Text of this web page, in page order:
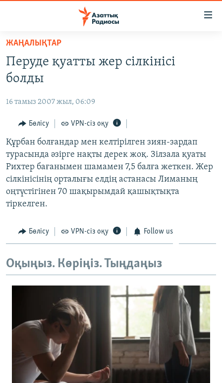
Skip
main
content
to
Navigation
Skip
to
Search
САЯСАТ
ҚАҢТАР ОҚИҒАСЫ
АДАМ ҚҰҚЫҚТАРЫ
ӘЛЕУМЕТ
ӘЛЕМ
АРНАЙЫ ЖОБАЛАР
Русский
ЖАЗЫЛЫҢЫЗ
Басқа тілдерде
ЖАҢАЛЫҚТАР
Перуде қуатты жер сілкінісі
болды
16 тамыз 2007 жыл, 06:09
Бөлісу VPN-сіз оқу
Құрбан болғандар мен келтірілген зиян-зардап
турасында әзірге нақты дерек жоқ. Зілзала қуаты
Рихтер бағанымен шамамен 7,5 балға жеткен. Жер
сілкінісінің орталығы елдің астанасы Лиманың
оңтүстігінен 70 шақырымдай қашықтықта
тіркелген.
Бөлісу VPN-сіз оқу Follow us
Оқыңыз. Көріңіз. Тыңдаңыз